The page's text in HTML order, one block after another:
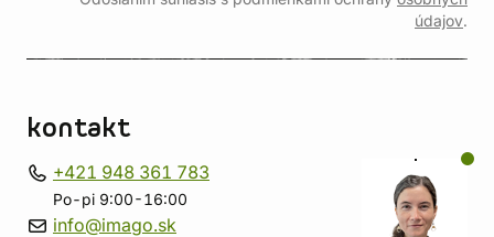
údajov.
kontakt
+421 948 361 783
Po-pi 9:00-16:00
info@imago.sk